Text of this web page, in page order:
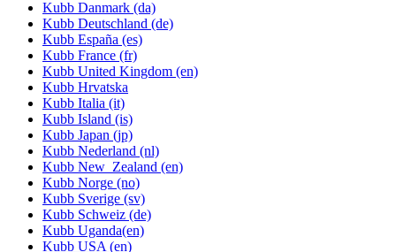
Kubb Danmark (da)
Kubb Deutschland (de)
Kubb España (es)
Kubb France (fr)
Kubb United Kingdom (en)
Kubb Hrvatska
Kubb Italia (it)
Kubb Island (is)
Kubb Japan (jp)
Kubb Nederland (nl)
Kubb New_Zealand (en)
Kubb Norge (no)
Kubb Sverige (sv)
Kubb Schweiz (de)
Kubb Uganda(en)
Kubb USA (en)